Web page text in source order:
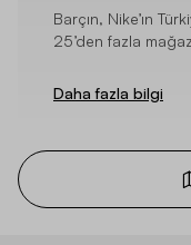
Barçın, Nike’ın
25’den fazla
Daha fazla bilgi